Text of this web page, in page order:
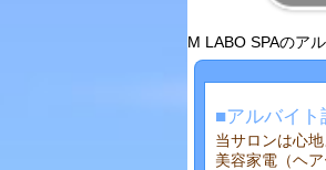
M LABO SPAのア
■アルバイト
当サロンは心
美容家電（ヘ